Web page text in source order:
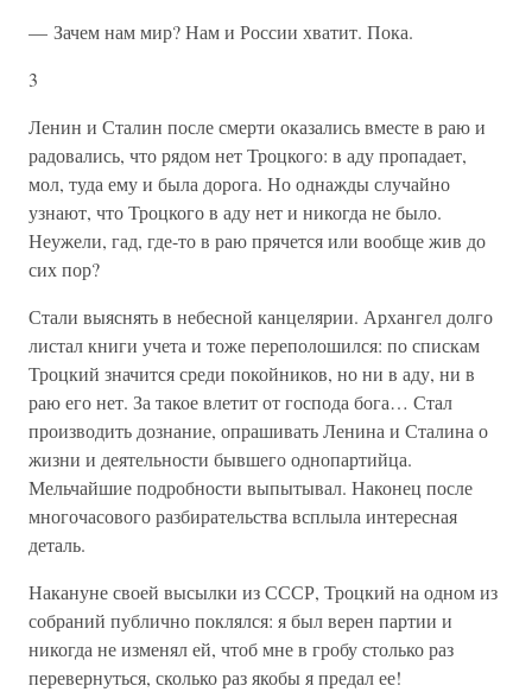
— Зачем нам мир? Нам и России хватит. Пока.
3
Ленин и Сталин после смерти оказались вместе в раю и
радовались, что рядом нет Троцкого: в аду пропадает,
мол, туда ему и была дорога. Но однажды случайно
узнают, что Троцкого в аду нет и никогда не было.
Неужели, гад, где-то в раю прячется или вообще жив до
сих пор?
Стали выяснять в небесной канцелярии. Архангел долго
листал книги учета и тоже переполошился: по спискам
Троцкий значится среди покойников, но ни в аду, ни в
раю его нет. За такое влетит от господа бога… Стал
производить дознание, опрашивать Ленина и Сталина о
жизни и деятельности бывшего однопартийца.
Мельчайшие подробности выпытывал. Наконец после
многочасового разбирательства всплыла интересная
деталь.
Накануне своей высылки из СССР, Троцкий на одном из
собраний публично поклялся: я был верен партии и
никогда не изменял ей, чтоб мне в гробу столько раз
перевернуться, сколько раз якобы я предал ее!